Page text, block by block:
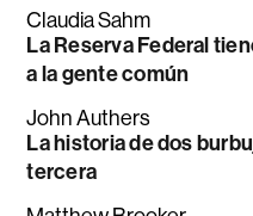
Claudia Sahm
La Reserva Federal
a la gente común
John Authers
La historia de dos
tercera